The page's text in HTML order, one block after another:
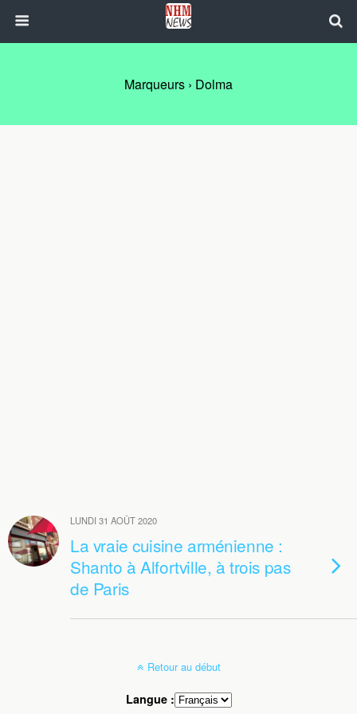
Marqueurs › Dolma
LUNDI 31 AOÛT 2020
La vraie cuisine arménienne :
Shanto à Alfortville, à trois pas
de Paris
Retour au début
Langue :